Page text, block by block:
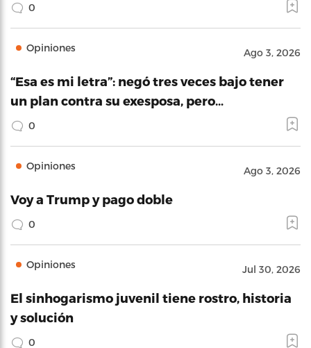
0
Opiniones Ago 3, 2026
“Esa es mi letra”: negó tres veces bajo tener
un plan contra su exesposa, pero…
0
Opiniones Ago 3, 2026
Voy a Trump y pago doble
0
Opiniones Jul 30, 2026
El sinhogarismo juvenil tiene rostro, historia
y solución
0